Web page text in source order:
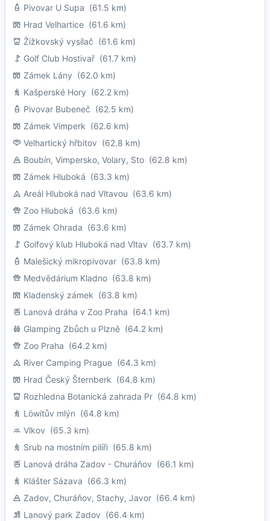
Pivovar U Supa (61.5 km)
Hrad Velhartice (61.6 km)
Žižkovský vysílač (61.6 km)
Golf Club Hostivař (61.7 km)
Zámek Lány (62.0 km)
Kašperské Hory (62.2 km)
Pivovar Bubeneč (62.5 km)
Zámek Vimperk (62.6 km)
Velhartický hřbitov (62.8 km)
Boubín, Vimpersko, Volary, Sto (62.8 km)
Zámek Hluboká (63.3 km)
Areál Hluboká nad Vltavou (63.6 km)
Zoo Hluboká (63.6 km)
Zámek Ohrada (63.6 km)
Golfový klub Hluboká nad Vltav (63.7 km)
Malešický mikropivovar (63.8 km)
Medvědárium Kladno (63.8 km)
Kladenský zámek (63.8 km)
Lanová dráha v Zoo Praha (64.1 km)
Glamping Zbůch u Plzně (64.2 km)
Zoo Praha (64.2 km)
River Camping Prague (64.3 km)
Hrad Český Šternberk (64.8 km)
Rozhledna Botanická zahrada Pr (64.8 km)
Löwitův mlýn (64.8 km)
Vlkov (65.3 km)
Srub na mostním pilíři (65.8 km)
Lanová dráha Zadov - Churáňov (66.1 km)
Klášter Sázava (66.3 km)
Zadov, Churáňov, Stachy, Javor (66.4 km)
Lanový park Zadov (66.4 km)